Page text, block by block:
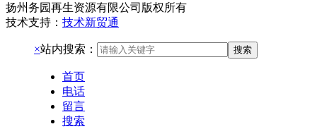
扬州务园再生资源有限公司版权所有
技术支持： 技术新贸通
×站内搜索： 搜索
首页
电话
留言
搜索